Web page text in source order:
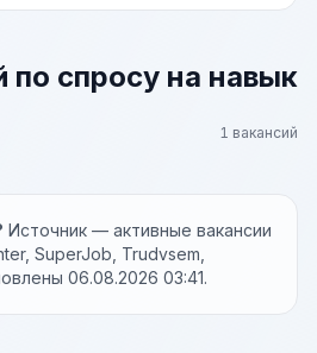
по спросу на навык
1 вакансий
Источник — активные вакансии
SuperJob, Trudvsem,
06.08.2026 03:41.